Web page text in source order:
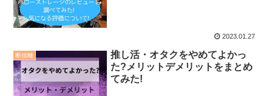
2023.01.27
断捨離
推し活・オタクをやめてよかっ
た?メリットデメリットをまとめ
てみた!